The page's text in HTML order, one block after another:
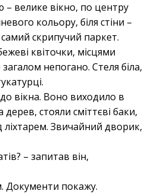
– велике вікно, по центру
кольору, біля стіни –
скрипучий паркет.
квіточки, місцями
загалом непогано. Стеля біла,
вікна. Воно виходило в
дерев, стояли сміттєві баки,
ліхтарем. Звичайний дворик,
– запитав він,
Документи покажу.